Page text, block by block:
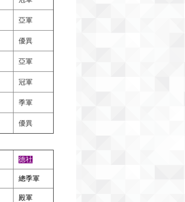
亞軍
優異
亞軍
冠軍
季軍
優異
德社
總季軍
殿軍